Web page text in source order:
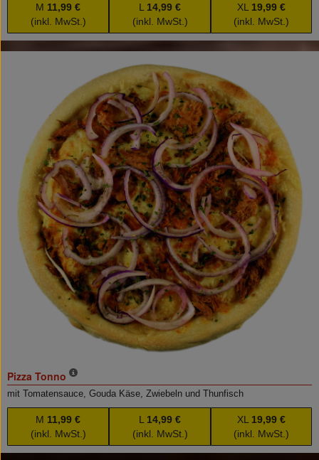
M 11,99 €
(inkl. MwSt.)
L 14,99 €
(inkl. MwSt.)
XL 19,99 €
(inkl. MwSt.)
Pizza Tonno
mit Tomatensauce, Gouda Käse, Zwiebeln und Thunfisch
M 11,99 €
(inkl. MwSt.)
L 14,99 €
(inkl. MwSt.)
XL 19,99 €
(inkl. MwSt.)